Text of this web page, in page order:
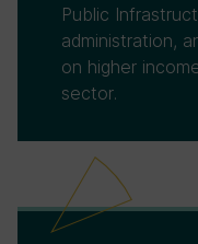
Public
administration,
on higher
sector.